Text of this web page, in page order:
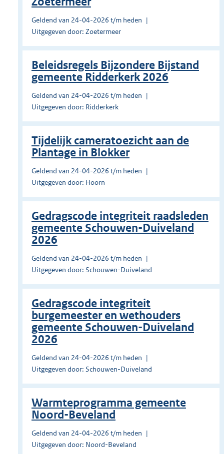
Geldend van 24-04-2026 t/m heden
Uitgegeven door: Zoetermeer
Beleidsregels Bijzondere Bijstand
gemeente Ridderkerk 2026
Geldend van 24-04-2026 t/m heden
Uitgegeven door: Ridderkerk
Tijdelijk cameratoezicht aan de
Plantage in Blokker
Geldend van 24-04-2026 t/m heden
Uitgegeven door: Hoorn
Gedragscode integriteit raadsleden
gemeente Schouwen-Duiveland
2026
Geldend van 24-04-2026 t/m heden
Uitgegeven door: Schouwen-Duiveland
Gedragscode integriteit
burgemeester en wethouders
gemeente Schouwen-Duiveland
2026
Geldend van 24-04-2026 t/m heden
Uitgegeven door: Schouwen-Duiveland
Warmteprogramma gemeente
Noord-Beveland
Geldend van 24-04-2026 t/m heden
Uitgegeven door: Noord-Beveland